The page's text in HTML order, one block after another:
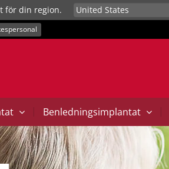
för din region.
| Benledningsimplantat |